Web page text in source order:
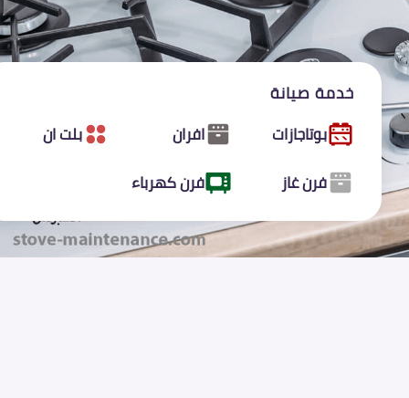
خدمة صيانة
بوتاجازات
افران
بلت ان
فرن غاز
فرن كهرباء